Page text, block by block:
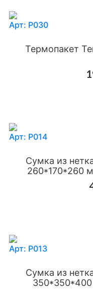
Арт: Р030
Термопакет
Добавить в
Арт: Р014
Сумка из
260*170*260
Добавить в
Арт: Р013
Сумка из